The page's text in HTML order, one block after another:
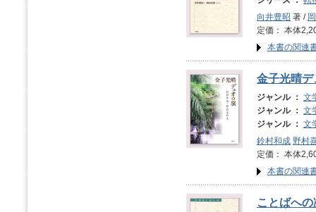
向井豊昭 著 /
定価： 本体
本書の関連
金子光晴デ
ジャンル ： 文
ジャンル ： 文
ジャンル ： 文
鈴村和成 野村
定価： 本体
本書の関連
ことばへの